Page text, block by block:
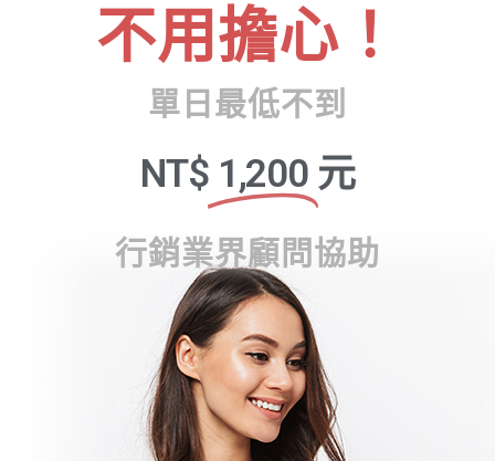
不用擔心！
單日最低不到
NT$ 1,200 元
行銷業界顧問協助